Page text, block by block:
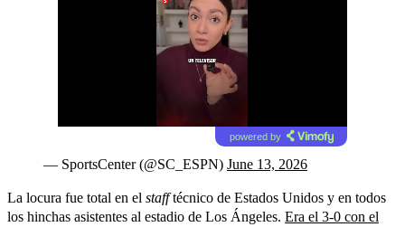
powered by
— SportsCenter (@SC_ESPN) June 13, 2026
La locura fue total en el stafftécnico de Estados Unidos y en todos
los hinchas asistentes al estadio de Los Ángeles. Era el 3-0 con el